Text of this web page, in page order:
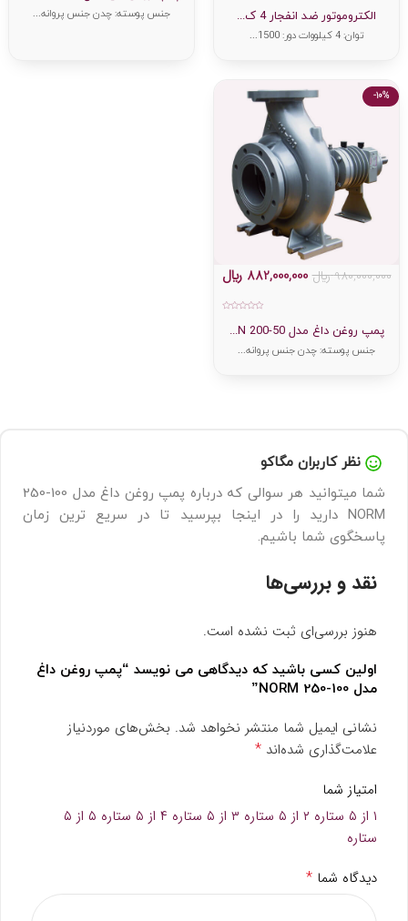
الکتروموتور ضد انفجار 4 ک...
توان: 4 کیلووات دور: 1500...
جنس پوسته: چدن جنس پروانه...
-10%
پمپ روغن داغ مدل 50-200 N...
980,000,000﷼ 882,000,000 ﷼
جنس پوسته: چدن جنس پروانه...
نظر کاربران مگاکو
شما میتوانید هر سوالی که درباره پمپ روغن داغ مدل 100-250
NORM دارید را در اینجا بپرسید تا در سریع ترین زمان
پاسخگوی شما باشیم.
نقد و بررسی‌ها
هنوز بررسی‌ای ثبت نشده است.
اولین کسی باشید که دیدگاهی می نویسد “پمپ روغن داغ
مدل 100-250 NORM”
نشانی ایمیل شما منتشر نخواهد شد. بخش‌های موردنیاز
علامت‌گذاری شده‌اند *
امتیاز شما
۱ از ۵ ستاره
۲ از ۵ ستاره ۳ از ۵ ستاره ۴ از ۵ ستاره
۵ از ۵
ستاره
دیدگاه شما *